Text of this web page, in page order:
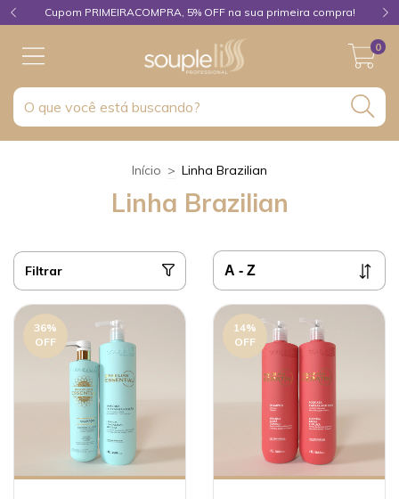
Cupom PRIMEIRACOMPRA, 5% OFF na sua primeira compra!
0
Início > Linha Brazilian
Linha Brazilian
Filtrar
36%
OFF
14%
OFF